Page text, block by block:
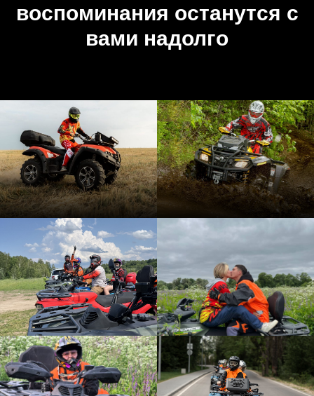
воспоминания останутся с
вами надолго